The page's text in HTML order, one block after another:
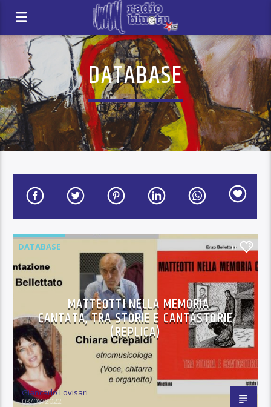
DATABASE
DATABASE 0
MATTEOTTI NELLA MEMORIA
CANTATA, TRA STORIE E CANTASTORIE
(REPLICA)
Giancarlo Lovisari
03/08/2022